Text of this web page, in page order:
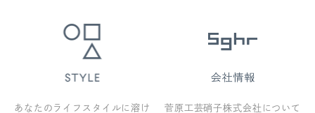
あなたのライフスタイルに溶け
菅原工芸硝子株式会社について